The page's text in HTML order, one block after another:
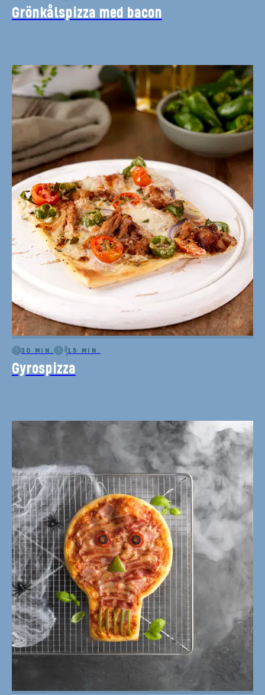
Grönkålspizza med bacon
30 MIN. 15 MIN.
Gyrospizza